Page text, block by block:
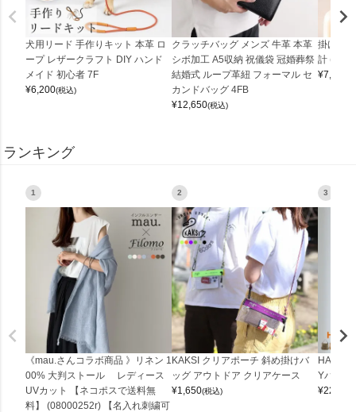
犬用リード 手作りキット 本革 ロ
ープ レザークラフト DIY ハンド
メイド 初心者 7F
¥6,200(税込)
クラッチバッグ メンズ 牛革 本革
シボ加工 A5収納 祝儀袋 冠婚葬祭
結婚式 ループ革紐 フォーマル セ
カンドバッグ 4FB
¥12,650(税込)
掛け時
計
¥7,150
ランキング
1
《mau.さんコラボ商品 》リネン 1
00% 大判ストール レディース
UVカット 【ネコポスで送料無
料】 (08000252r) 【名入れ刺繍可
2
KAKSI クリアポーチ 斜め掛けバ
ッグ アウトドア クリアケース
¥1,650(税込)
3
Yバッグ
¥22,000